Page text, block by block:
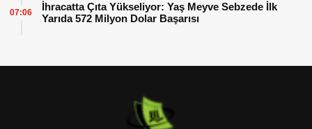
İhracatta Çıta Yükseliyor: Yaş Meyve Sebzede İlk
Yarıda 572 Milyon Dolar Başarısı
07:06